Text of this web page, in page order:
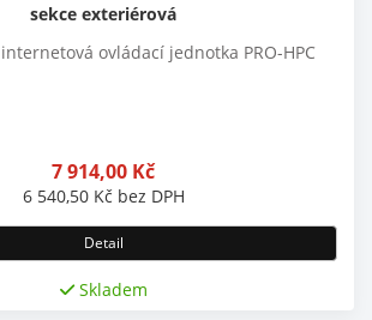
sekce exteriérová
ovládací jednotka PRO-HPC
7 914,00 Kč
6 540,50 Kč bez DPH
Detail
Skladem